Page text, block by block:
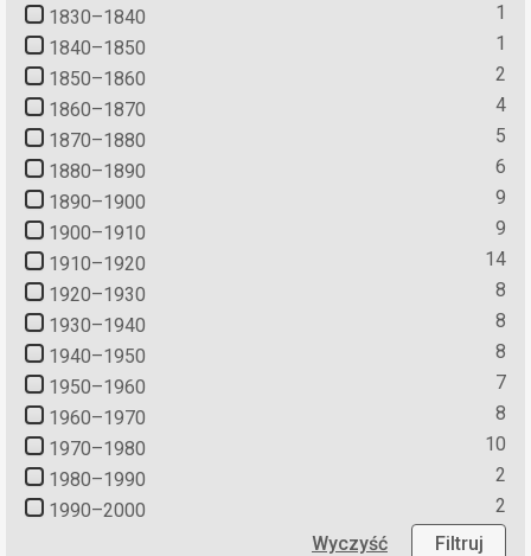
1830–1840
1
1840–1850
1
1850–1860
2
1860–1870
4
1870–1880
5
1880–1890
6
1890–1900
9
1900–1910
9
1910–1920
14
1920–1930
8
1930–1940
8
1940–1950
8
1950–1960
7
1960–1970
8
1970–1980
10
1980–1990
2
1990–2000
2
Wyczyść
Filtruj